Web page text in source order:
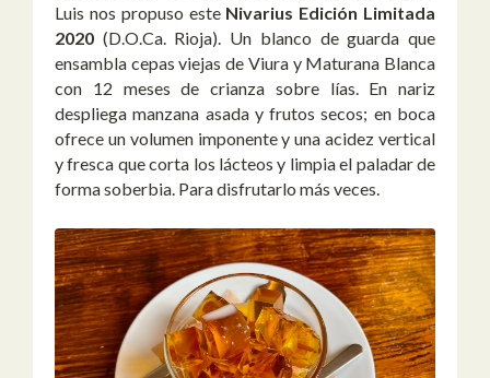
Luis nos propuso este Nivarius Edición Limitada
2020 (D.O.Ca. Rioja). Un blanco de guarda que
ensambla cepas viejas de Viura y Maturana Blanca
con 12 meses de crianza sobre lías. En nariz
despliega manzana asada y frutos secos; en boca
ofrece un volumen imponente y una acidez vertical
y fresca que corta los lácteos y limpia el paladar de
forma soberbia. Para disfrutarlo más veces.